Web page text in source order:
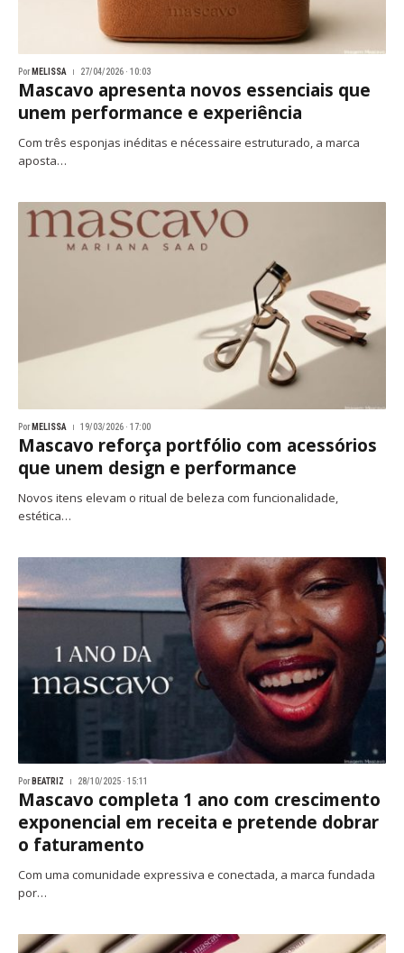
Por MELISSA 27/04/2026 · 10:03
Mascavo apresenta novos essenciais que
unem performance e experiência
Com três esponjas inéditas e nécessaire estruturado, a marca
aposta…
Por MELISSA 19/03/2026 · 17:00
Mascavo reforça portfólio com acessórios
que unem design e performance
Novos itens elevam o ritual de beleza com funcionalidade,
estética…
Por BEATRIZ 28/10/2025 · 15:11
Mascavo completa 1 ano com crescimento
exponencial em receita e pretende dobrar
o faturamento
Com uma comunidade expressiva e conectada, a marca fundada
por…